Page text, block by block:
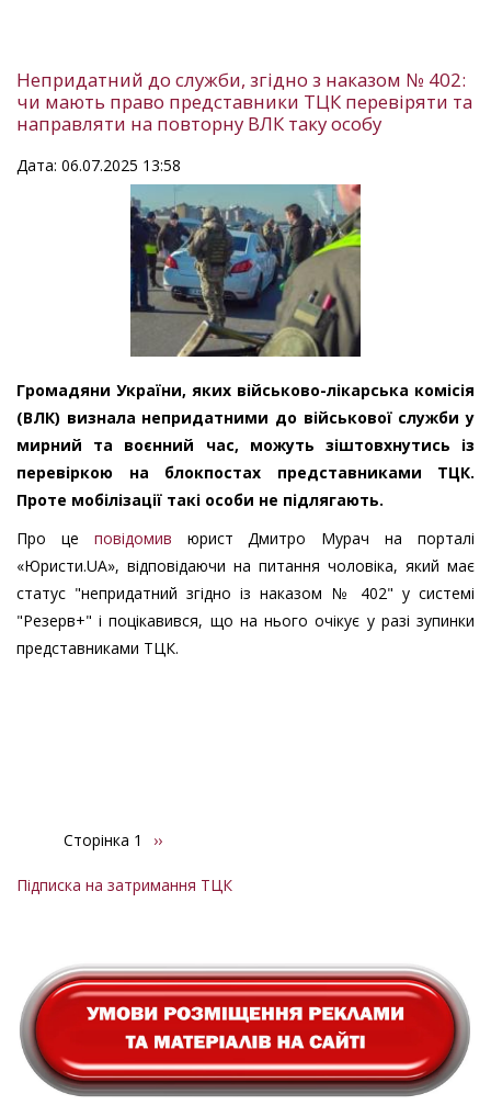
Непридатний до служби, згідно з наказом № 402:
чи мають право представники ТЦК перевіряти та
направляти на повторну ВЛК таку особу
Дата: 06.07.2025 13:58
Громадяни України, яких військово-лікарська комісія
(ВЛК) визнала непридатними до військової служби у
мирний та воєнний час, можуть зіштовхнутись із
перевіркою на блокпостах представниками ТЦК.
Проте мобілізації такі особи не підлягають.
Про це повідомив юрист Дмитро Мурач на порталі
«Юристи.UA», відповідаючи на питання чоловіка, який має
статус "непридатний згідно із наказом № 402" у системі
"Резерв+" і поцікавився, що на нього очікує у разі зупинки
представниками ТЦК.
Розбивка
сторінки
Сторінка 1
Наступна
››
Підписка на затримання ТЦК